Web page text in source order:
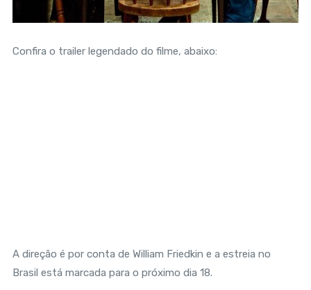
Confira o trailer legendado do filme, abaixo:
A direção é por conta de William Friedkin e a estreia no
Brasil está marcada para o próximo dia 18.